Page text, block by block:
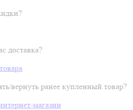
доставка?
вернуть ранее купленный товар?
магазин